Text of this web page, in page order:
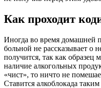
Как проходит
Иногда во время домашней
больной не рассказывает о
получится, так как образец
наличие алкогольных
«чист», то ничто не
Ставится алкоблокада